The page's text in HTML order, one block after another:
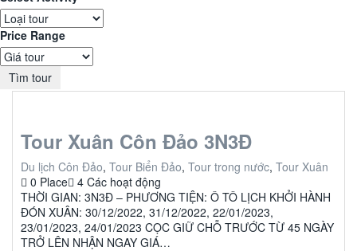
Price Range
Tìm tour
Tour Xuân Côn Đảo 3N3Đ
Du lịch Côn Đảo, Tour Biển Đảo, Tour trong nước, Tour Xuân
0 Place 4 Các hoạt động
THỜI GIAN: 3N3Đ – PHƯƠNG TIỆN: Ô TÔ LỊCH KHỞI HÀNH
ĐÓN XUÂN: 30/12/2022, 31/12/2022, 22/01/2023,
23/01/2023, 24/01/2023 CỌC GIỮ CHỖ TRƯỚC TỪ 45 NGÀY
TRỞ LÊN NHẬN NGAY GIÁ…